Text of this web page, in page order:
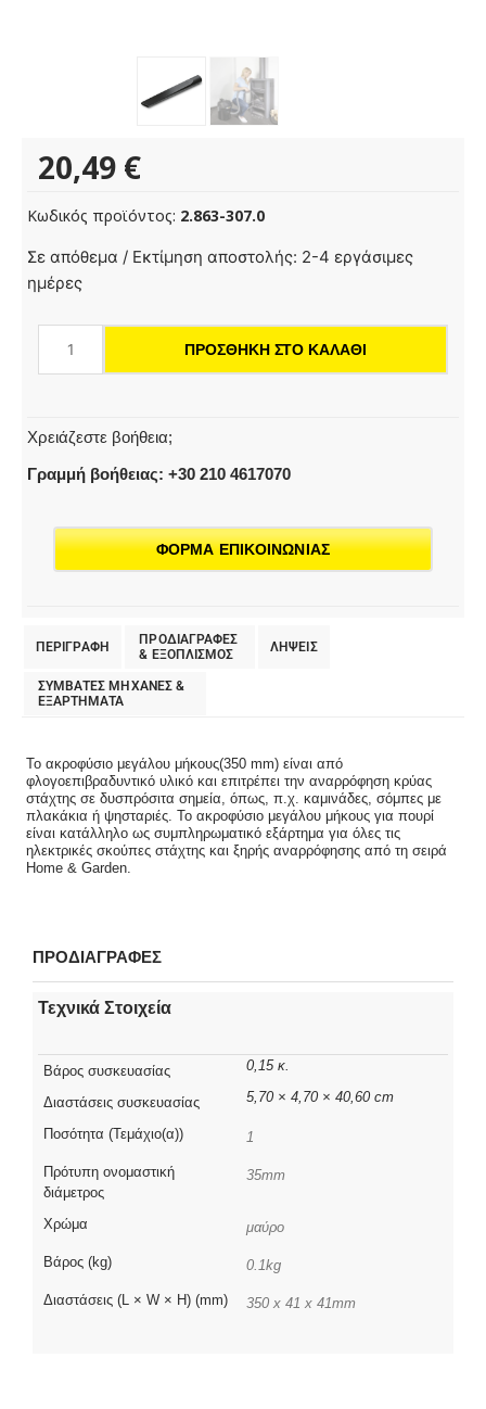
20,49 €
Κωδικός προϊόντος: 2.863-307.0
Σε απόθεμα / Εκτίμηση αποστολής: 2-4 εργάσιμες
ημέρες
Ακροφύσιο
μεγάλου
ποσότητα
ΠΡΟΣΘΉΚΗ ΣΤΟ ΚΑΛΆΘΙ
Χρειάζεστε βοήθεια;
Γραμμή βοήθειας: +30 210 4617070
ΦΟΡΜΑ ΕΠΙΚΟΙΝΩΝΙΑΣ
ΠΕΡΙΓΡΑΦΗ
ΠΡΟΔΙΑΓΡΑΦΕΣ
& EΞΟΠΛΙΣΜΟΣ
ΛΗΨΕΙΣ
ΣΥΜΒΑΤΕΣ ΜΗΧΑΝΕΣ &
ΕΞΑΡΤΗΜΑΤΑ
Το ακροφύσιο μεγάλου μήκους(350 mm) είναι από
φλογοεπιβραδυντικό υλικό και επιτρέπει την αναρρόφηση κρύας
στάχτης σε δυσπρόσιτα σημεία, όπως, π.χ. καμινάδες, σόμπες με
πλακάκια ή ψησταριές. Το ακροφύσιο μεγάλου μήκους για πουρί
είναι κατάλληλο ως συμπληρωματικό εξάρτημα για όλες τις
ηλεκτρικές σκούπες στάχτης και ξηρής αναρρόφησης από τη σειρά
Home & Garden.
ΠΡΟΔΙΑΓΡΑΦΕΣ
Τεχνικά Στοιχεία
Βάρος συσκευασίας 0,15 κ.
Διαστάσεις συσκευασίας 5,70 × 4,70 × 40,60 cm
Ποσότητα (Τεμάχιο(α)) 1
Πρότυπη ονομαστική
διάμετρος
35mm
Χρώμα μαύρο
Βάρος (kg) 0.1kg
Διαστάσεις (L × W × H) (mm) 350 x 41 x 41mm